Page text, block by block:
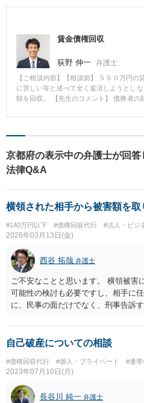
賃金債権回収
荻野 伸一 弁護士
【ご相談内容】【相談前】 ５５０万円
に苦しい等と述べて全く返済しようとし
額を回収。 【先生のコメント】 債務者の
交渉し、全額回収できた事案です。
京都府の表示中の弁護士が回
法律Q&A
横領された相手から被害額を取
#140万円以下 #債権回収代行 #法人・ビジ
2026年03月13日(金)
西谷 拓哉 弁護士
ご不安なことと思います。 横領被害
可能性の検討も必要ですし、相手に
に、民事の面だけでなく、刑事告訴
め、直接的に弁護士に名乗りをあげ
ないので、直接、個別の法律事務所
自己破産についての相談
#債権回収代行 #個人・プライベート #連帯
2023年07月10日(月)
長谷川 純一 弁護士